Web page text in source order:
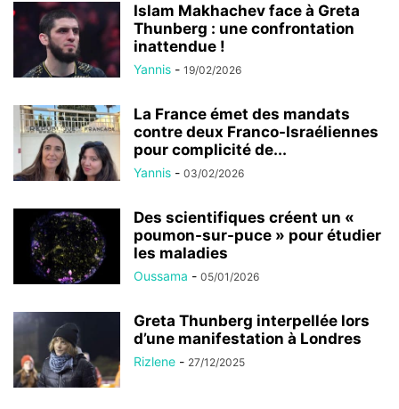
Islam Makhachev face à Greta
Thunberg : une confrontation
inattendue !
Yannis - 19/02/2026
La France émet des mandats
contre deux Franco-Israéliennes
pour complicité de...
Yannis - 03/02/2026
Des scientifiques créent un «
poumon-sur-puce » pour étudier
les maladies
Oussama - 05/01/2026
Greta Thunberg interpellée lors
d’une manifestation à Londres
Rizlene - 27/12/2025